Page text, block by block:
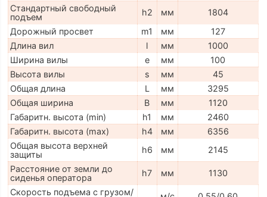
Стандартный свободный
подъем
h2 мм
1804
Дорожный просвет
m1 мм
127
Длина вил
l мм
1000
Ширина вилы
e мм
100
Высота вилы
s мм
45
Общая длина
L мм
3295
Общая ширина
B мм
1120
Габаритн. высота (min)
h1 мм
2460
Габаритн. высота (max)
h4 мм
6356
Общая высота верхней
защиты
h6 мм
2145
Расстояние от земли до
сиденья оператора
h7 мм
1130
Скорость подъема с грузом/